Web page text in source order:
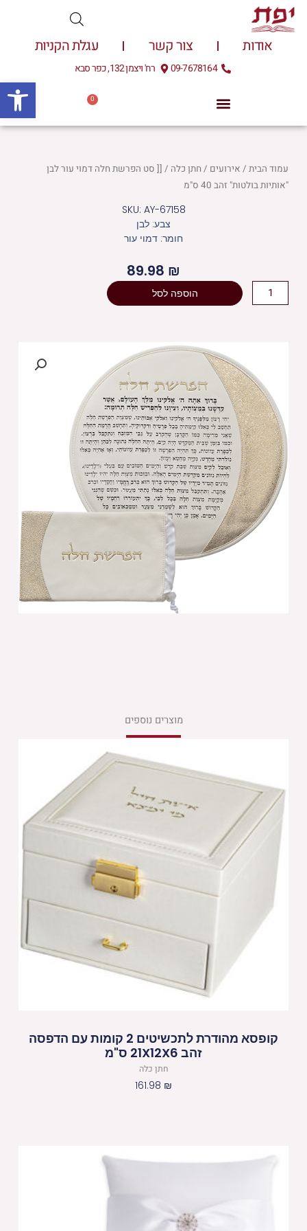
דילוג
לתוכן
אודות צור קשר עגלת הקניות
09-7678164 רח' ויצמן 132, כפר סבא
0
עגלת
עמוד הבית/ אירועים / חתן כלה / [[ סט הפרשת חלה דמוי עור לבן
"אותיות בולטות" זהב 40 ס"מ
SKU: AY-67158
צבע: לבן
חומר: דמוי עור
89.98 ₪
כמות
של
דמוי
עור
לבן
"אותיות
בולטות"
זהב
הוספה לסל
מוצרים נוספים
קופסא מהודרת לתכשיטים 2 קומות עם הדפסה
זהב 21X12X6 ס"מ
חתן כלה
161.98 ₪